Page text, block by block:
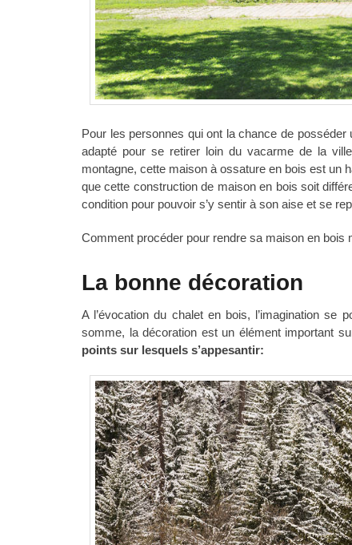
Pour les personnes qui ont la chance de posséder
adapté pour se retirer loin du vacarme de la
montagne, cette maison à ossature en bois est un
que cette construction de maison en bois soit
condition pour pouvoir s’y sentir à son aise et se
Comment procéder pour rendre sa maison en bois
La bonne décoration
A l’évocation du chalet en bois, l’imagination
somme, la décoration est un élément important
points sur lesquels s’appesantir: